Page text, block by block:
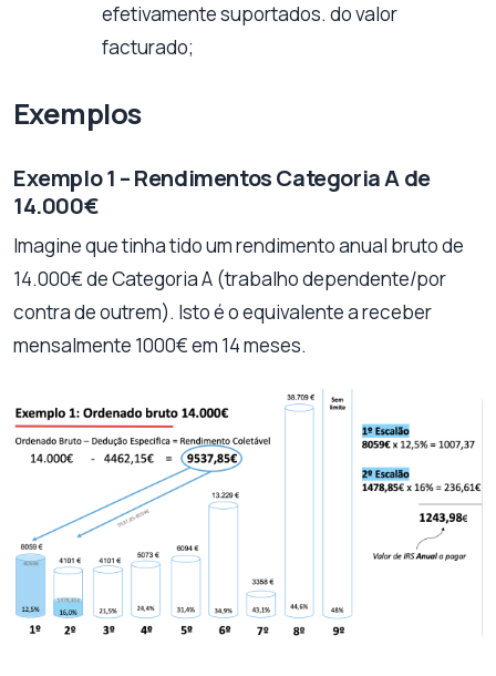
efetivamente suportados. do valor
facturado;
Exemplos
Exemplo 1 – Rendimentos Categoria A de
14.000€
Imagine que tinha tido um rendimento anual bruto de
14.000€ de Categoria A (trabalho dependente/por
contra de outrem). Isto é o equivalente a receber
mensalmente 1000€ em 14 meses.